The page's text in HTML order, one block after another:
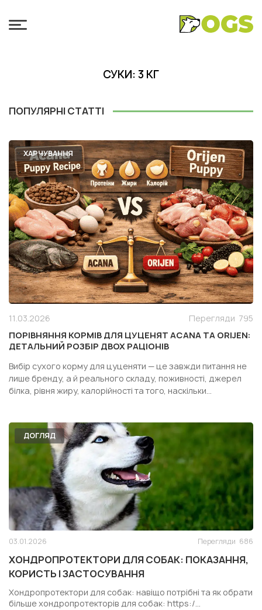
СУКИ: 3 КГ
ПОПУЛЯРНІ СТАТТІ
ХАРЧУВАННЯ
11.03.2026 Перегляди 795
ПОРІВНЯННЯ КОРМІВ ДЛЯ ЦУЦЕНЯТ ACANA ТА ORIJEN:
ДЕТАЛЬНИЙ РОЗБІР ДВОХ РАЦІОНІВ
Вибір сухого корму для цуценяти — це завжди питання не
лише бренду, а й реального складу, поживності, джерел
білка, рівня жиру, калорійності та того, наскільки
одного сегмента — Acana Puppy Recipe і Orijen Pupp...
ДОГЛЯД
03.01.2026 Перегляди 686
ХОНДРОПРОТЕКТОРИ ДЛЯ СОБАК: ПОКАЗАННЯ,
КОРИСТЬ І ЗАСТОСУВАННЯ
Хондропротектори для собак: навіщо потрібні та як обрати
більше хондропротекторів для собак: https:/...